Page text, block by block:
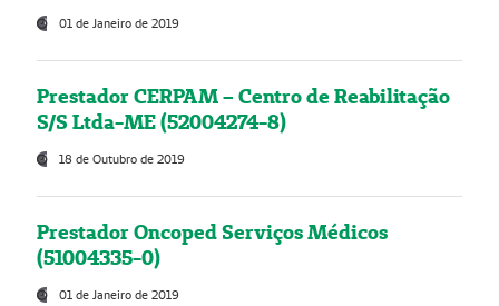
01 de Janeiro de 2019
Prestador CERPAM – Centro de Reabilitação
S/S Ltda-ME (52004274-8)
18 de Outubro de 2019
Prestador Oncoped Serviços Médicos
(51004335-0)
01 de Janeiro de 2019